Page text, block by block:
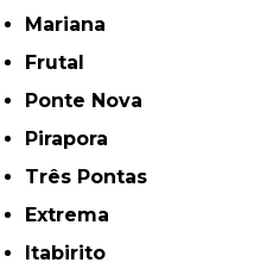
Mariana
Frutal
Ponte Nova
Pirapora
Três Pontas
Extrema
Itabirito